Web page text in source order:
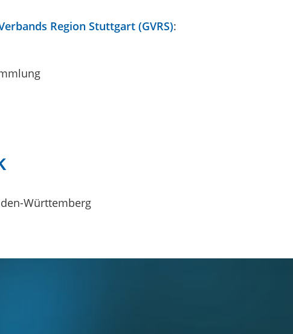
Region Stuttgart (GVRS):
Württemberg